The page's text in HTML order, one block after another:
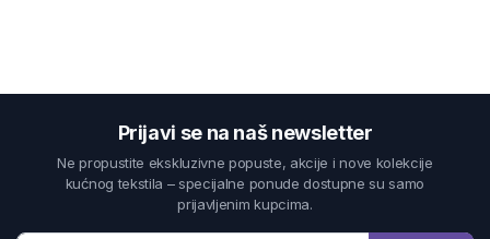
Prijavi se na naš newsletter
Ne propustite ekskluzivne popuste, akcije i nove kolekcije
kućnog tekstila – specijalne ponude dostupne su samo
prijavljenim kupcima.